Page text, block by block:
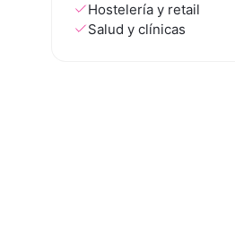
Hostelería y retail
Salud y clínicas